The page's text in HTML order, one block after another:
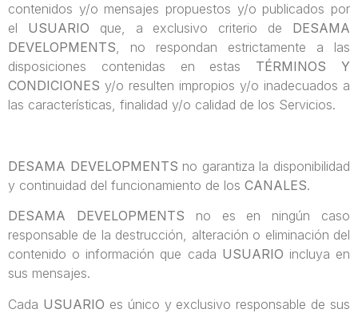
contenidos y/o mensajes propuestos y/o publicados por
el USUARIO que, a exclusivo criterio de DESAMA
DEVELOPMENTS, no respondan estrictamente a las
disposiciones contenidas en estas TÉRMINOS Y
CONDICIONES y/o resulten impropios y/o inadecuados a
las características, finalidad y/o calidad de los Servicios.
DESAMA DEVELOPMENTS no garantiza la disponibilidad
y continuidad del funcionamiento de los CANALES.
DESAMA DEVELOPMENTS no es en ningún caso
responsable de la destrucción, alteración o eliminación del
contenido o información que cada USUARIO incluya en
sus mensajes.
Cada USUARIO es único y exclusivo responsable de sus